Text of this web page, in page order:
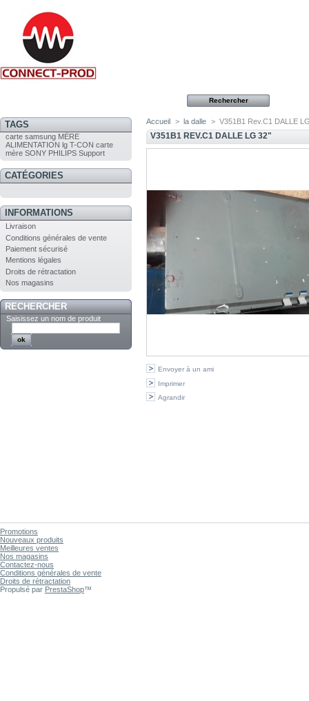
TAGS
carte samsung MÈRE
ALIMENTATION lg T-CON carte
mère SONY PHILIPS Support
CATÉGORIES
INFORMATIONS
Livraison
Conditions générales de vente
Paiement sécurisé
Mentions légales
Droits de rétractation
Nos magasins
RECHERCHER
Saisissez un nom de produit
Accueil > la dalle > V351B1 Rev.C1 DALLE
V351B1 REV.C1 DALLE LG 32"
Envoyer à un ami
Imprimer
Agrandir
Promotions
Nouveaux produits
Meilleures ventes
Nos magasins
Contactez-nous
Conditions générales de vente
Droits de rétractation
Propulsé par PrestaShop™